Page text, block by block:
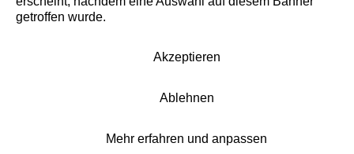
getroffen wurde.
Akzeptieren
Ablehnen
Mehr erfahren und anpassen